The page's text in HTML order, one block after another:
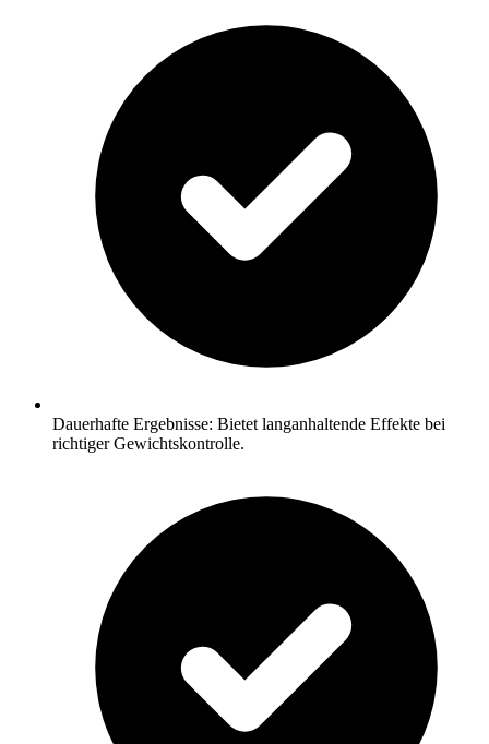
Dauerhafte Ergebnisse: Bietet langanhaltende Effekte bei
richtiger Gewichtskontrolle.